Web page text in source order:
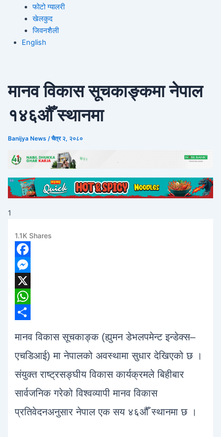
फोटो ग्यालरी
खेलकुद
जिवनशैली
English
मानव विकास सूचकाङ्कमा नेपाल
१४६औँ स्थानमा
Banijya News /चैत्र २, २०८०
1
1.1K Shares
F
a
c
e
o
k
M
e
s
n
g
e
X
W
t
s
A
a
r
e
मानव विकास सूचकाङ्क (ह्युमन डेभलपमेन्ट इन्डेक्स–
एचडिआई) मा नेपालको अवस्थामा सुधार देखिएको छ ।
संयुक्त राष्ट्रसङ्घीय विकास कार्यक्रमले बिहीबार
सार्वजनिक गरेको विश्वव्यापी मानव विकास
प्रतिवेदनअनुसार नेपाल एक सय ४६औँ स्थानमा छ ।